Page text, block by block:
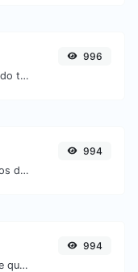
Minifique seu CSS removendo todos os caracteres desnecessários.
996
Converta facilmente arquivos de imagem WEBP para ICO.
994
Remova todos os emojis de qualquer texto com facilidade.
994